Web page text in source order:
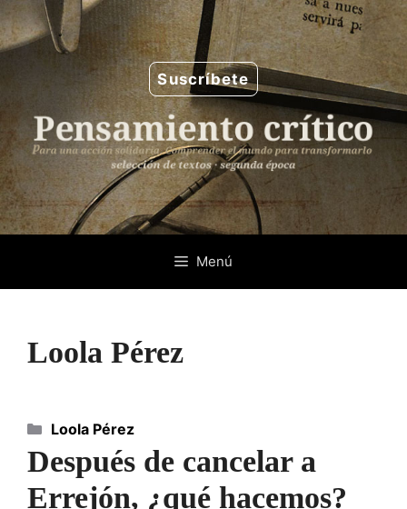
Saltar
al
contenido
Suscríbete
Menú
Loola Pérez
Después de cancelar a
Errejón, ¿qué hacemos?
Categorías
Loola Pérez